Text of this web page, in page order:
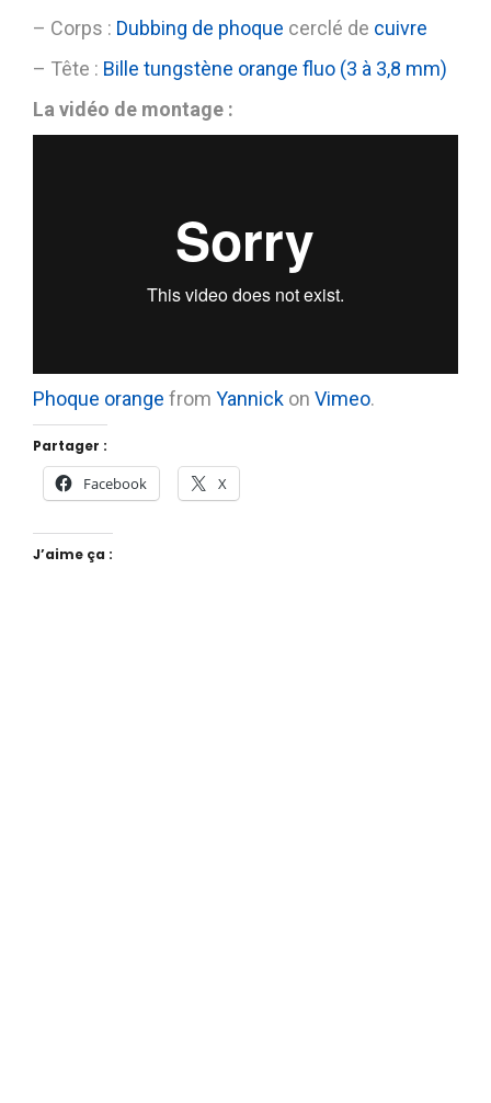
– Corps : Dubbing de phoque cerclé de cuivre
– Tête : Bille tungstène orange fluo (3 à 3,8 mm)
La vidéo de montage :
Phoque orange from Yannick on Vimeo.
Partager :
Facebook X
J’aime ça :